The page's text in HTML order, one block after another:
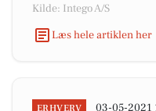
Kilde: Intego A/S
Læs hele artiklen her
ERHVERV 03-05-2021